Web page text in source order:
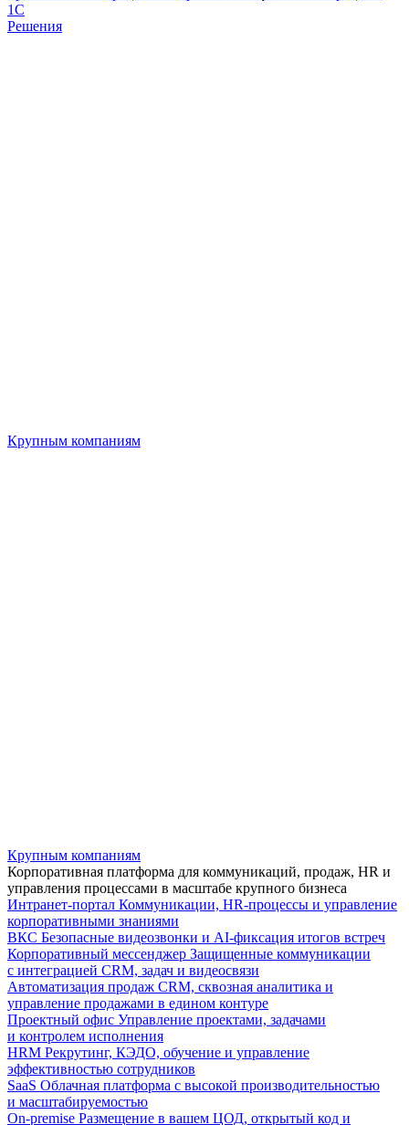
1С
Решения
Крупным компаниям
Крупным компаниям
Корпоративная платформа для коммуникаций, продаж, HR и
управления процессами в масштабе крупного бизнеса
Интранет-портал Коммуникации, HR-процессы и управление
корпоративными знаниями
ВКС Безопасные видеозвонки и AI-фиксация итогов встреч
Корпоративный мессенджер Защищенные коммуникации
с интеграцией CRM, задач и видеосвязи
Автоматизация продаж CRM, сквозная аналитика и
управление продажами в едином контуре
Проектный офис Управление проектами, задачами
и контролем исполнения
HRM Рекрутинг, КЭДО, обучение и управление
эффективностью сотрудников
SaaS Облачная платформа с высокой производительностью
и масштабируемостью
On-premise Размещение в вашем ЦОД, открытый код и